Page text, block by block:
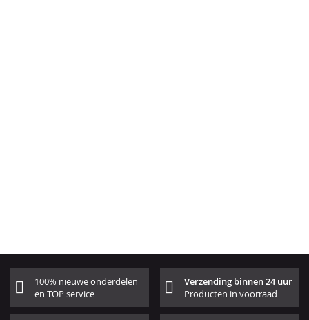
100% nieuwe onderdelen
en TOP service
Verzending binnen 24 uur
Producten in voorraad